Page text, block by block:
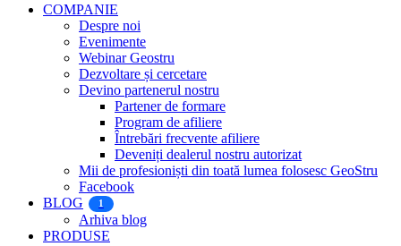
COMPANIE
Despre noi
Evenimente
Webinar Geostru
Dezvoltare și cercetare
Devino partenerul nostru
Partener de formare
Program de afiliere
Întrebări frecvente afiliere
Deveniți dealerul nostru autorizat
Mii de profesioniști din toată lumea folosesc GeoStru
Facebook
BLOG
1
Arhiva blog
PRODUSE